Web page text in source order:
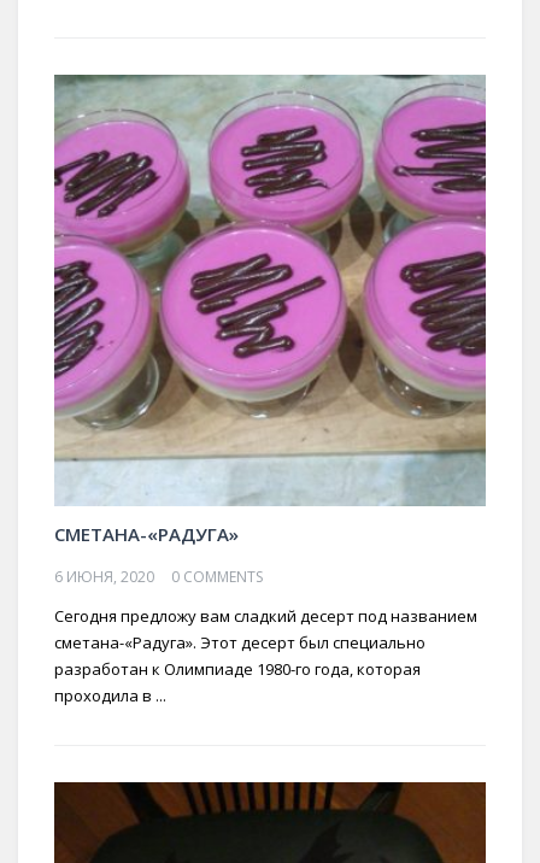
СМЕТАНА-«РАДУГА»
6 ИЮНЯ, 2020 0 COMMENTS
Сегодня предложу вам сладкий десерт под названием
сметана-«Радуга». Этот десерт был специально
разработан к Олимпиаде 1980-го года, которая
проходила в ...